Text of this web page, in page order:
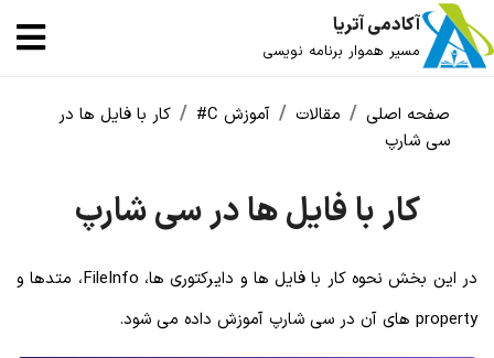
آکادمی آتریا
مسیر هموار برنامه نویسی
صفحه اصلی مقالات آموزش C#
کار با فایل ها در
سی شارپ
کار با فایل ها در سی شارپ
در این بخش نحوه کار با فایل ها و دایرکتوری ها، FileInfo، متدها و
property های آن در سی شارپ آموزش داده می شود.